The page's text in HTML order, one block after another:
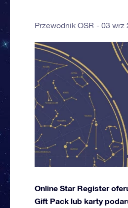
Przewodnik OSR 03 wrz
Online Star Register
Gift Pack lub karty